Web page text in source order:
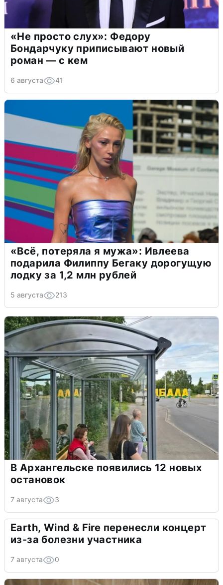
«Не просто слух»: Федору
Бондарчуку приписывают новый
роман — с кем
6 августа 41
«Всё, потеряла я мужа»: Ивлеева
подарила Филиппу Бегаку дорогущую
лодку за 1,2 млн рублей
5 августа 213
В Архангельске появились 12 новых
остановок
7 августа 3
Earth, Wind & Fire перенесли концерт
из-за болезни участника
7 августа 0